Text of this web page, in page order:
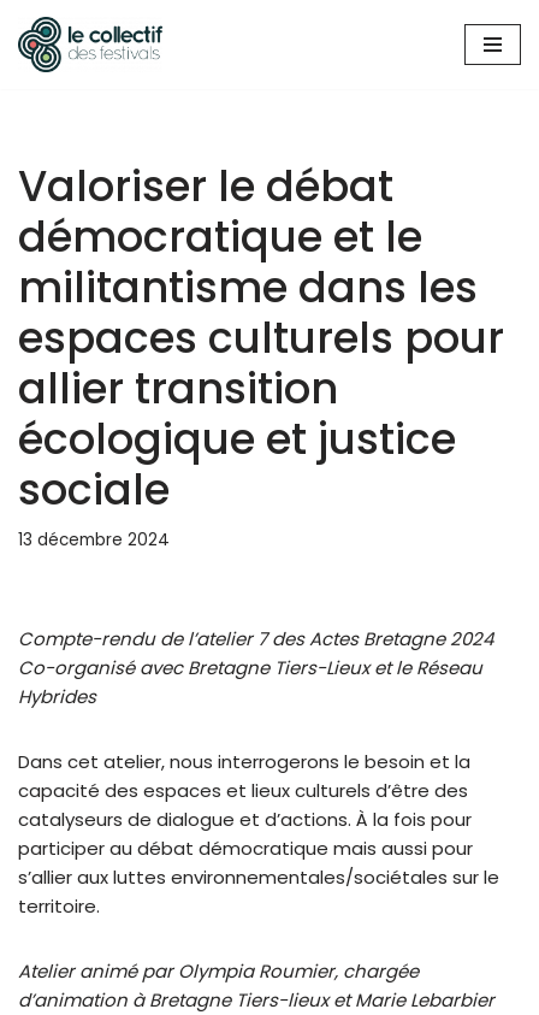
Aller
Valoriser le débat
démocratique et le
militantisme dans les
espaces culturels pour
allier transition
écologique et justice
sociale
13 décembre 2024
Compte-rendu de l’atelier 7 des Actes Bretagne 2024
Co-organisé avec Bretagne Tiers-Lieux et le Réseau
Hybrides
Dans cet atelier, nous interrogerons le besoin et la
capacité des espaces et lieux culturels d’être des
catalyseurs de dialogue et d’actions. À la fois pour
participer au débat démocratique mais aussi pour
s’allier aux luttes environnementales/sociétales sur le
territoire.
Atelier animé par Olympia Roumier, chargée
d’animation à Bretagne Tiers-lieux et Marie Lebarbier